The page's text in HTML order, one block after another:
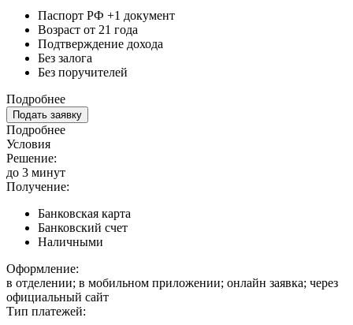
Паспорт РФ +1 документ
Возраст от 21 года
Подтверждение дохода
Без залога
Без поручителей
Подробнее
Подать заявку
Подробнее
Условия
Решение:
до 3 минут
Получение:
Банковская карта
Банковский счет
Наличными
Оформление:
в отделении; в мобильном приложении; онлайн заявка; через
официальный сайт
Тип платежей: